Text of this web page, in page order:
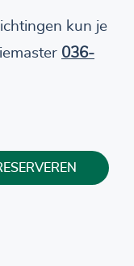
kun je
036-